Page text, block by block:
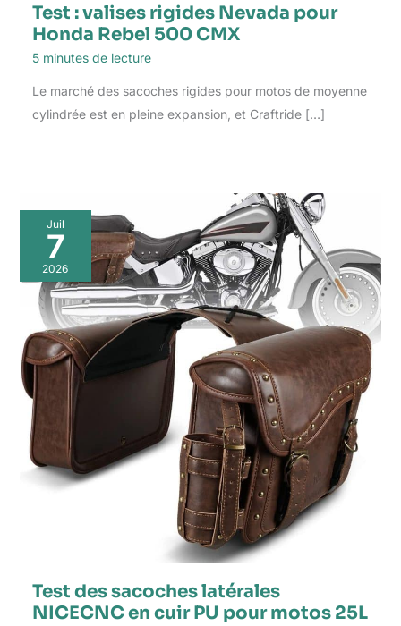
Test : valises rigides Nevada pour
Honda Rebel 500 CMX
5 minutes de lecture
Le marché des sacoches rigides pour motos de moyenne
cylindrée est en pleine expansion, et Craftride […]
Juil
7
2026
Test des sacoches latérales
NICECNC en cuir PU pour motos 25L